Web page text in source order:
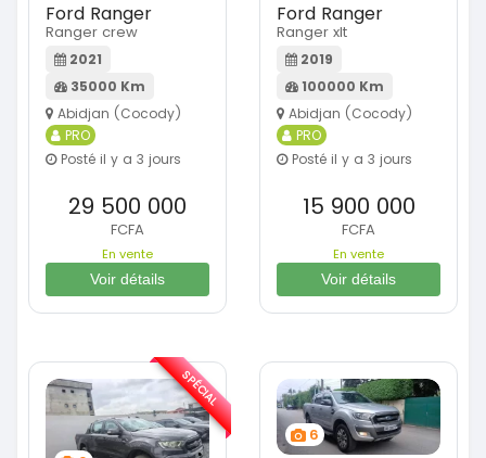
Ford Ranger
Ranger crew
2021
35000 Km
Abidjan (Cocody)
PRO
Posté il y a 3 jours
29 500 000
FCFA
En vente
Voir détails
Ford Ranger
Ranger xlt
2019
100000 Km
Abidjan (Cocody)
PRO
Posté il y a 3 jours
15 900 000
FCFA
En vente
Voir détails
SPÉCIAL
6